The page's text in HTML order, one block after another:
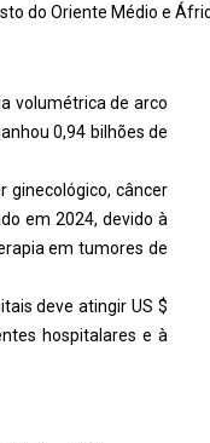
do Oriente Médio e
volumétrica de arco
0,94 bilhões de
ginecológico, câncer
em 2024, devido à
em tumores de
deve atingir US $
hospitalares e à